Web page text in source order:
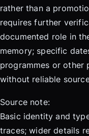
rather than a
requires further
documented role in
memory; specific
programmes or other
without reliable
Source note:
Basic identity and
traces; wider details